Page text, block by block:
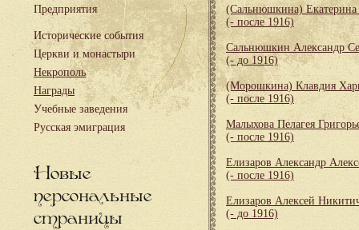
Предприятия
Исторические события
Церкви и монастыри
Некрополь
Награды
Учебные заведения
Русская эмиграция
Новые
персональные
страницы
(Сальнюшкина) Екатерина
(- после 1916)
Сальнюшкин Александр
(- до 1916)
(Морошкина) Клавдия
(- после 1916)
Малыхова Пелагея
(- после 1916)
Елизаров Александр
(- после 1916)
Елизаров Алексей
(- до 1916)